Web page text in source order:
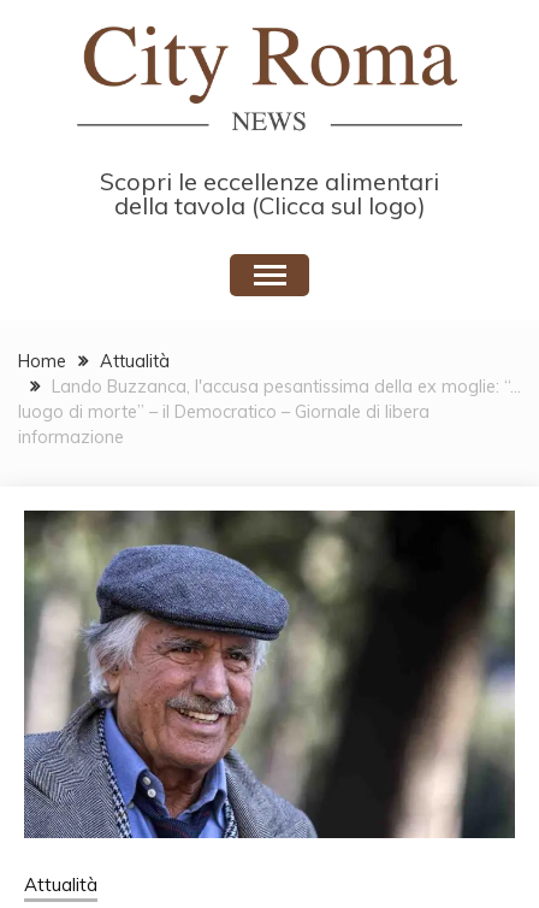
Scopri le eccellenze alimentari
della tavola (Clicca sul logo)
Home
Attualità
Lando Buzzanca, l'accusa pesantissima della ex moglie: “…
luogo di morte” – il Democratico – Giornale di libera
informazione
Attualità